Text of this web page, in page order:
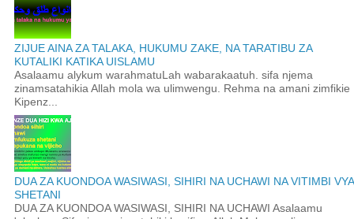
ZIJUE AINA ZA TALAKA, HUKUMU ZAKE, NA TARATIBU ZA
KUTALIKI KATIKA UISLAMU
Asalaamu alykum warahmatuLah wabarakaatuh. sifa njema
zinamsatahikia Allah mola wa ulimwengu. Rehma na amani zimfikie
Kipenz...
DUA ZA KUONDOA WASIWASI, SIHIRI NA UCHAWI NA VITIMBI VYA
SHETANI
DUA ZA KUONDOA WASIWASI, SIHIRI NA UCHAWI Asalaamu